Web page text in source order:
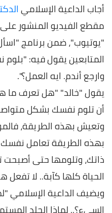
أجاب الداعية الإسلامي
مقطع الفيديو المنشور
"يوتيوب"، ضمن برنامج
المتابعين يقول فيه:
وارجع أندم. ايه العمل؟".
يقول "خالد" "هل تعرف ما
أن تلوم نفسك بشكل
وتعيش بهذه الطريقة،
بهذه الطريقة تعامل
ذاتك، وتلومها حتى
الحياة كلها كآبة.. لا
ويضيف الداعية الإسلامي